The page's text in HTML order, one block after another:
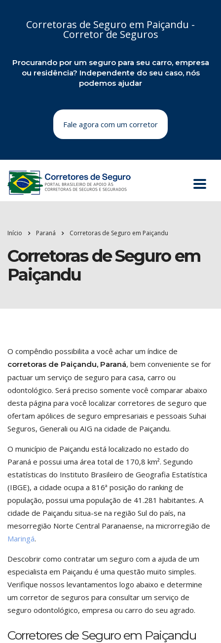
Corretoras de Seguro em Paiçandu -
Corretor de Seguros
Procurando por um seguro para seu carro, empresa
ou residência? Independente do seu caso, nós
podemos ajudar
Fale agora com um corretor
Início Paraná Corretoras de Seguro em Paiçandu
Corretoras de Seguro em
Paiçandu
O compêndio possibilita a você achar um índice de
corretoras de Paiçandu, Paraná, bem conveniente se for
pactuar um serviço de seguro para casa, carro ou
odontológico. Será preciso somente você comparar abaixo
desta página para você localizar corretores de seguro que
ofertam apólices de seguro empresariais e pessoais Suhai
Seguros, Generali ou AIG na cidade de Paiçandu.
O município de Paiçandu está localizado no estado do
Paraná e possui uma área total de 170,8 km². Segundo
estatísticas do Instituto Brasileiro de Geografia Estatística
(IBGE), a cidade ocupa a 816ª posição do ranking de
população, possui uma população de 41.281 habitantes. A
cidade de Paiçandu situa-se na região Sul do país, na
mesorregião Norte Central Paranaense, na microrregião de
Maringá.
Descobrir como contratar um seguro com a ajuda de um
especialista em Paiçandu é uma questão muito simples.
Verifique nossos levantamentos logo abaixo e determine
um corretor de seguros para consultar um serviço de
seguro odontológico, empresa ou carro do seu agrado.
Corretores de Seguro em Paiçandu